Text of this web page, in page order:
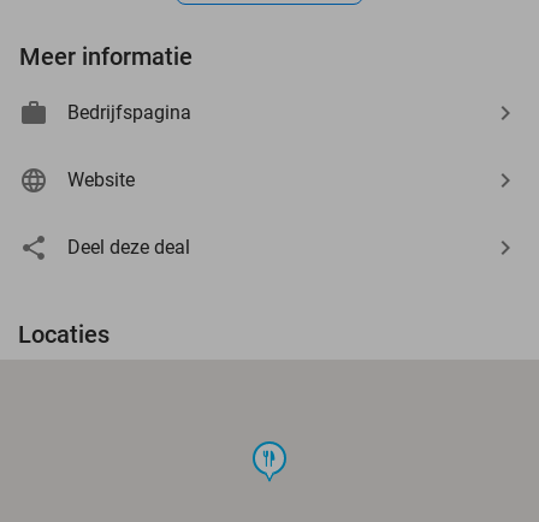
Meer informatie
Bedrijfspagina
Website
Deel deze deal
Locaties
food